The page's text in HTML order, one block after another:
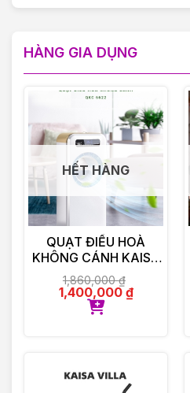
HÀNG GIA DỤNG
HẾT HÀNG
QUẠT ĐIỀU HOÀ
KHÔNG CÁNH KAISA
VILLA KV-QKC6622
1,860,000₫
1,400,000₫